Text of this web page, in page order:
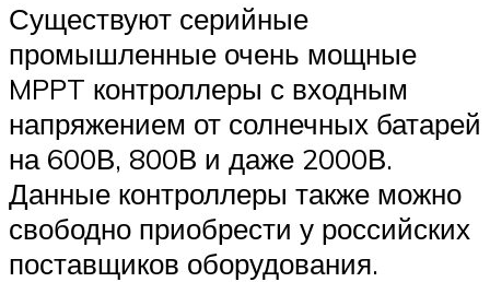
Существуют серийные
промышленные очень мощные
MPPT контроллеры с входным
напряжением от солнечных батарей
на 600В, 800В и даже 2000В.
Данные контроллеры также можно
свободно приобрести у российских
поставщиков оборудования.